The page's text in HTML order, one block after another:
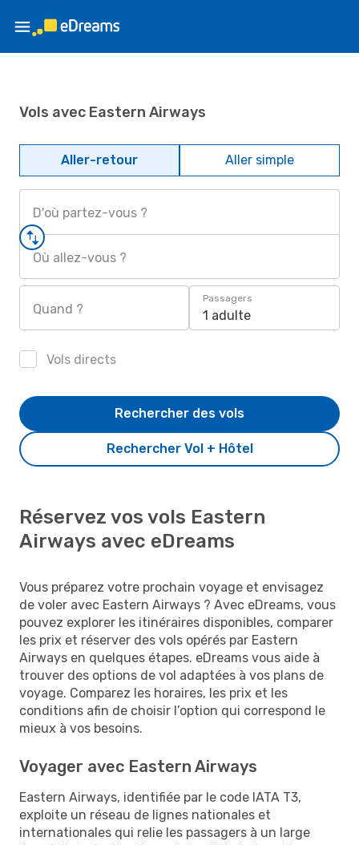
Vols avec Eastern Airways
Aller-retour Aller simple
D'où partez-vous ?
Où allez-vous ?
Quand ?
Passagers
1 adulte
Vols directs
Rechercher Vol + Hôtel
Rechercher des vols
Réservez vos vols Eastern
Airways avec eDreams
Vous préparez votre prochain voyage et envisagez
de voler avec Eastern Airways ? Avec eDreams, vous
pouvez explorer les itinéraires disponibles, comparer
les prix et réserver des vols opérés par Eastern
Airways en quelques étapes. eDreams vous aide à
trouver des options de vol adaptées à vos plans de
voyage. Comparez les horaires, les prix et les
conditions afin de choisir l’option qui correspond le
mieux à vos besoins.
Voyager avec Eastern Airways
Eastern Airways, identifiée par le code IATA T3,
exploite un réseau de lignes nationales et
internationales qui relie les passagers à un large